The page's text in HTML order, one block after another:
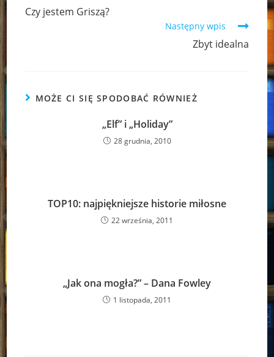
articles
Czy jestem Griszą?
Następny wpis
Zbyt idealna
MOŻE CI SIĘ SPODOBAĆ RÓWNIEŻ
„Elf” i „Holiday”
28 grudnia, 2010
TOP10: najpiękniejsze historie miłosne
22 września, 2011
„Jak ona mogła?” – Dana Fowley
1 listopada, 2011